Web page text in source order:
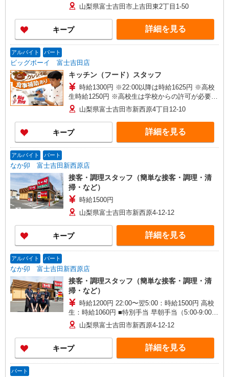
＋150円
山梨県富士吉田市上吉田東2丁目1-50
キープ 詳細を見る
アルバイト パート
ビッグボーイ 富士吉田店
キッチン（フード）スタッフ
時給1300円 ※22:00以降は時給1625円 ※高校
生時給1250円 ※高校生は学校からの許可が必要な
場合、通学中の学校からの許可証が必要となりま
す。
山梨県富士吉田市新西原4丁目12-10
キープ 詳細を見る
アルバイト パート
なか卯 富士吉田新西原店
接客・調理スタッフ（簡単な接客・調理・清
掃・など）
時給1500円
山梨県富士吉田市新西原4-12-12
キープ 詳細を見る
アルバイト パート
なか卯 富士吉田新西原店
接客・調理スタッフ（簡単な接客・調理・清
掃・など）
時給1200円 22:00〜翌5:00：時給1500円 高校
生：時給1060円 ■特別手当 早朝手当（5:00-9:00）
時給＋270円
山梨県富士吉田市新西原4-12-12
キープ 詳細を見る
パート